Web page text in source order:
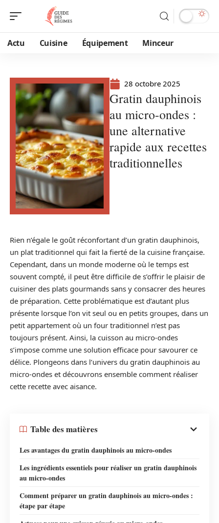
Actu Cuisine Équipement Minceur
28 octobre 2025
Gratin dauphinois
au micro-ondes :
une alternative
rapide aux recettes
traditionnelles
Rien n’égale le goût réconfortant d’un gratin dauphinois,
un plat traditionnel qui fait la fierté de la cuisine française.
Cependant, dans un monde moderne où le temps est
souvent compté, il peut être difficile de s’offrir le plaisir de
cuisiner des plats gourmands sans y consacrer des heures
de préparation. Cette problématique est d’autant plus
présente lorsque l’on vit seul ou en petits groupes, dans un
petit appartement où un four traditionnel n’est pas
toujours présent. Ainsi, la cuisson au micro-ondes
s’impose comme une solution efficace pour savourer ce
délice. Plongeons dans l’univers du gratin dauphinois au
micro-ondes et découvrons ensemble comment réaliser
cette recette avec aisance.
Table des matières
Les avantages du gratin dauphinois au micro-ondes
Les ingrédients essentiels pour réaliser un gratin dauphinois
au micro-ondes
Comment préparer un gratin dauphinois au micro-ondes :
étape par étape